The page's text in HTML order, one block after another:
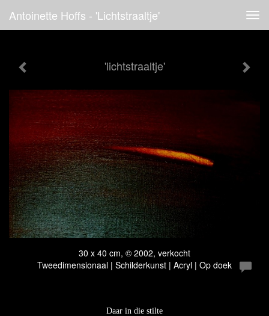
Antoinette Hoffs - 'lichtstraaltje'
'lichtstraaltje'
30 x 40 cm, © 2002, verkocht
Tweedimensionaal | Schilderkunst | Acryl | Op doek
Daar in die stilte